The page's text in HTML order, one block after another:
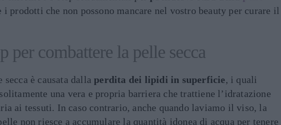
i prodotti che non possono mancare nel vostro beauty per curare il
per combattere la pelle secca
secca è causata dallaperdita dei lipidi in superficie, i quali
una vera e propria barriera che trattiene l’idratazione
ai tessuti. In caso contrario, anche quando laviamo il viso, la
non riesce a accumulare la quantità idonea di acqua per tenere